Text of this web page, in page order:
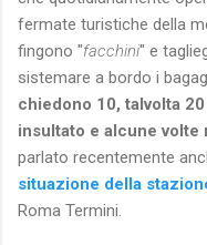
fermate turistiche della
fingono "facchini" e
sistemare a bordo i
chiedono 10, talvolta
insultato e alcune
parlato recentemente
situazione della
Roma Termini.